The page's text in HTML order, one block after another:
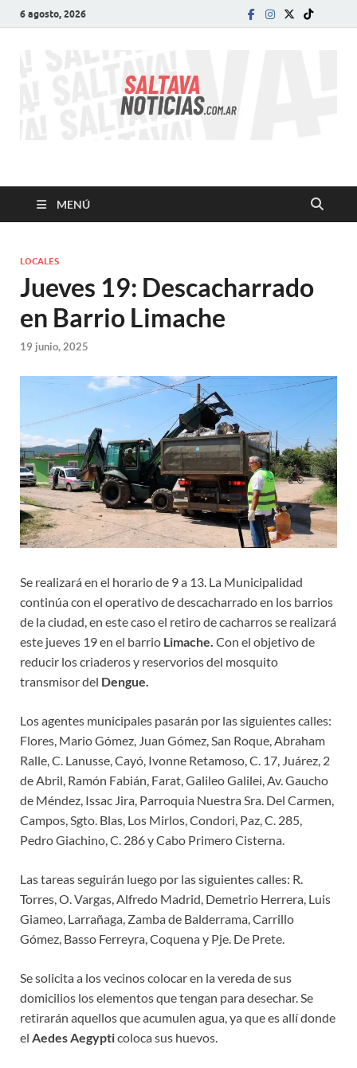
6 agosto, 2026
SALTA VA!
MENÚ
LOCALES
Jueves 19: Descacharrado
en Barrio Limache
19 junio, 2025
Se realizará en el horario de 9 a 13. La Municipalidad
continúa con el operativo de descacharrado en los barrios
de la ciudad, en este caso el retiro de cacharros se realizará
este jueves 19 en el barrio Limache. Con el objetivo de
reducir los criaderos y reservorios del mosquito
transmisor del Dengue.
Los agentes municipales pasarán por las siguientes calles:
Flores, Mario Gómez, Juan Gómez, San Roque, Abraham
Ralle, C. Lanusse, Cayó, Ivonne Retamoso, C. 17, Juárez, 2
de Abril, Ramón Fabián, Farat, Galileo Galilei, Av. Gaucho
de Méndez, Issac Jira, Parroquia Nuestra Sra. Del Carmen,
Campos, Sgto. Blas, Los Mirlos, Condori, Paz, C. 285,
Pedro Giachino, C. 286 y Cabo Primero Cisterna.
Las tareas seguirán luego por las siguientes calles: R.
Torres, O. Vargas, Alfredo Madrid, Demetrio Herrera, Luis
Giameo, Larrañaga, Zamba de Balderrama, Carrillo
Gómez, Basso Ferreyra, Coquena y Pje. De Prete.
Se solicita a los vecinos colocar en la vereda de sus
domicilios los elementos que tengan para desechar. Se
retirarán aquellos que acumulen agua, ya que es allí donde
el Aedes Aegypticoloca sus huevos.